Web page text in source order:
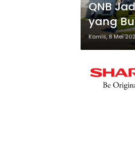
QNB
yang
Kamis, 8 Mei